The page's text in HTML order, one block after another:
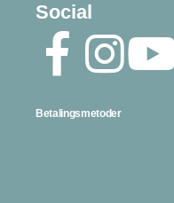
Social
Betalingsmetoder